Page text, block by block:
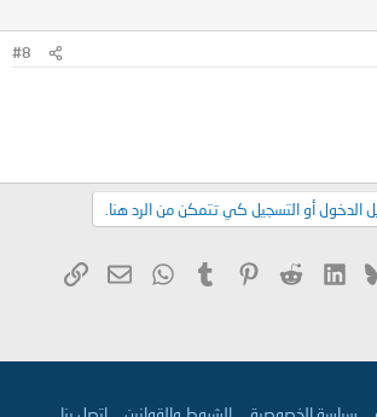
#8
الدخول أو التسجيل كي تتمكن من الرد هنا.
Bluesky
LinkedIn
Reddit
Pinterest
Tumblr
WhatsApp
البريد